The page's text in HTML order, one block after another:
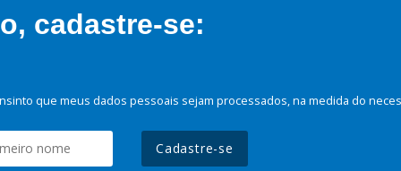
cadastre-se:
que meus dados pessoais sejam processados, na medida do
Cadastre-se